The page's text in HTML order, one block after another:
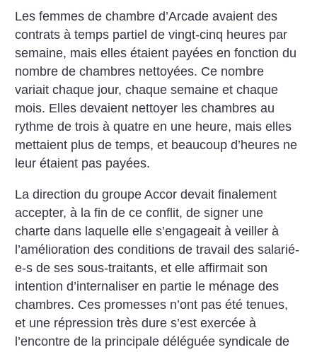
Les femmes de chambre d’Arcade avaient des
contrats à temps partiel de vingt-cinq heures par
semaine, mais elles étaient payées en fonction du
nombre de chambres nettoyées. Ce nombre
variait chaque jour, chaque semaine et chaque
mois. Elles devaient nettoyer les chambres au
rythme de trois à quatre en une heure, mais elles
mettaient plus de temps, et beaucoup d’heures ne
leur étaient pas payées.
La direction du groupe Accor devait finalement
accepter, à la fin de ce conflit, de signer une
charte dans laquelle elle s’engageait à veiller à
l’amélioration des conditions de travail des salarié-
e-s de ses sous-traitants, et elle affirmait son
intention d’internaliser en partie le ménage des
chambres. Ces promesses n’ont pas été tenues,
et une répression très dure s’est exercée à
l’encontre de la principale déléguée syndicale de